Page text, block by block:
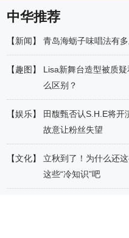
中华推荐
【新闻】 青岛海蛎子味唱法有
【趣图 】
Lisa新舞台造型被质
么区别？
【娱乐】
田馥甄否认S.H.E将开
故意让粉丝失望
【文化】
立秋到了！为什么还
这些“冷知识”吧